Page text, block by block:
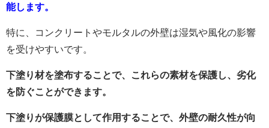
能します。
特に、コンクリートやモルタルの外壁は湿気や風化の影響
を受けやすいです。
下塗り材を塗布することで、これらの素材を保護し、劣化
を防ぐことができます。
下塗りが保護膜として作用することで、外壁の耐久性が向